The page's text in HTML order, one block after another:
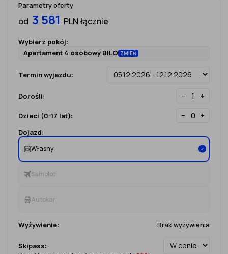
Parametry oferty
od 3 581 PLN łącznie
Wybierz pokój:
Apartament 4 osobowy BILO ZMIEŃ
Termin wyjazdu:
Dorośli: − +
Dzieci (0-17 lat): − +
Dojazd:
Własny ✓
Samolot
Autokar
Wyżywienie: Brak wyżywienia
Skipass: